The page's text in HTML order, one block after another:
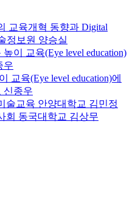
교육개혁 동향과 Digital
정보원 양승실
높이 교육(Eye level education)
우
교육(Eye level education)에
신종우
술교육 안양대학교 김민정
회 동국대학교 김상무